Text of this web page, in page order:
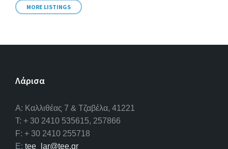
MORE LISTINGS
Λάρισα
A: Καλλιθέας 7 & Τζαβέλα, 41221
T: + 30 2410 535615, 257866
F: + 30 2410 255718
E: tee_lar@tee.gr